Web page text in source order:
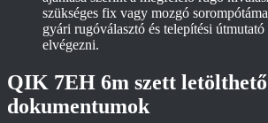
szükséges fix vagy mozgó
gyári rugóválasztó és telepítési
elvégezni.
QIK 7EH 6m szett letölthető
dokumentumok